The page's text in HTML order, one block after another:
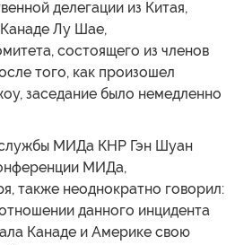
делегации из Китая,
Канаде Лу Шае,
состоящего из членов
того, как произошел
заседание было немедленно
МИДа КНР Гэн Шуан
МИДа,
также неоднократно говорил:
данного инцидента
Канаде и Америке свою